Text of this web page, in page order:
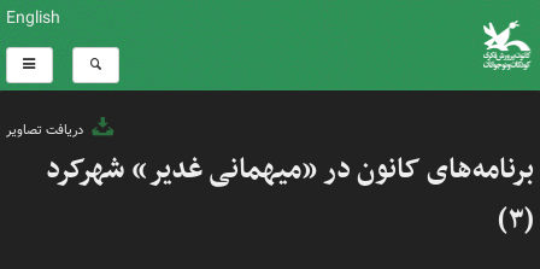
English
دریافت تصاویر
برنامه‌های کانون در «میهمانی غدیر» شهرکرد
(۳)